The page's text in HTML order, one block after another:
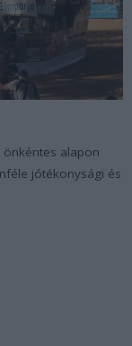
önkéntes alapon
jótékonysági és